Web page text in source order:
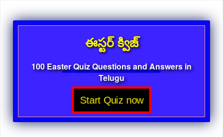
ఈస్టర్ క్విజ్
100 Easter Quiz Questions and Answers in
Telugu
Start Quiz now